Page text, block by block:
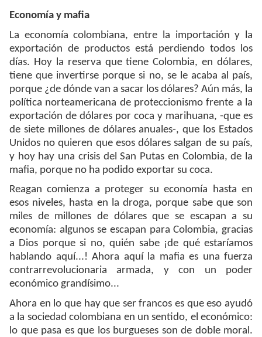
Economía y mafia
La economía colombiana, entre la importación y la
exportación de productos está perdiendo todos los
días. Hoy la reserva que tiene Colombia, en dólares,
tiene que invertirse porque si no, se le acaba al país,
porque ¿de dónde van a sacar los dólares? Aún más, la
política norteamericana de proteccionismo frente a la
exportación de dólares por coca y marihuana, -que es
de siete millones de dólares anuales-, que los Estados
Unidos no quieren que esos dólares salgan de su país,
y hoy hay una crisis del San Putas en Colombia, de la
mafia, porque no ha podido exportar su coca.
Reagan comienza a proteger su economía hasta en
esos niveles, hasta en la droga, porque sabe que son
miles de millones de dólares que se escapan a su
economía: algunos se escapan para Colombia, gracias
a Dios porque si no, quién sabe ¡de qué estaríamos
hablando aquí...! Ahora aquí la mafia es una fuerza
contrarrevolucionaria armada, y con un poder
económico grandísimo...
Ahora en lo que hay que ser francos es que eso ayudó
a la sociedad colombiana en un sentido, el económico:
lo que pasa es que los burgueses son de doble moral.